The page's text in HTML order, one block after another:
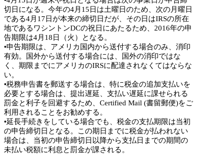
切日になる。今年の4月15日は土曜日のため、次の月曜日
である4月17日が本来の締切日だが、その日はIRSの所在
地であるワシントンDCの祝日にあたるため、2016年の申
告期限は4月18日（火）となる。
•申告期限は、アメリカ国内から送付する場合のみ、消印
有効。国外から送付する場合には、国外の消印ではな
く、期限までにアメリカのIRSに配達されなくてはならな
い。
•税務申告書を郵送する場合は、特に税金の追加支払いを
必要とする場合は、提出遅延、支払い遅延に課せられる
罰金と利子を回避するため、Certified Mail (書留郵便)をご
利用されることをお勧めする。
•延長手続きをしている場合でも、税金の支払期限は当初
の申告締切日となる。この期日までに税金が払われない
場合は、当初の申告締切日以降から支払日までの期間の
未払い税額に利息と罰金が課される。